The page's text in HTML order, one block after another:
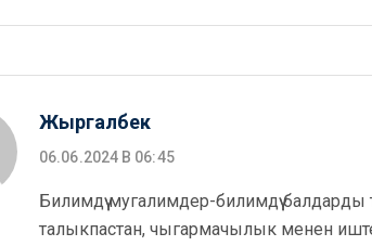
Жыргалбек
06.06.2024 В 06:45
Билимдүү мугалимдер-билимдүү
талыкпастан, чыгармачылык менен